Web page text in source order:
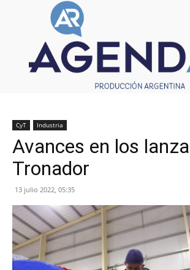
CyT Industria
Avances en los
Tronador
13 julio 2022, 05:35